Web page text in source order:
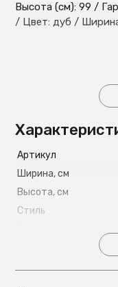
Высота (см): 99 /
/ Цвет: дуб /
Артикул
Ширина, см
Высота, см
Стиль